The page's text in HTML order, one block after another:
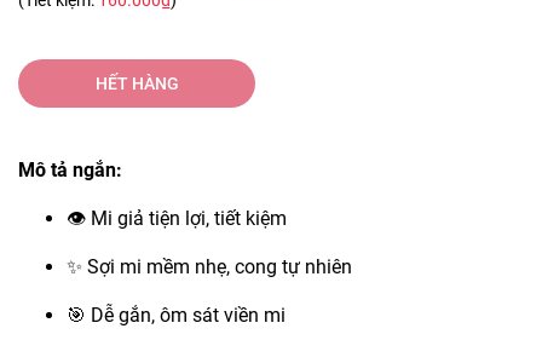
HẾT HÀNG
Mô tả ngắn:
👁 Mi giả tiện lợi, tiết kiệm
✨ Sợi mi mềm nhẹ, cong tự nhiên
🎯 Dễ gắn, ôm sát viền mi